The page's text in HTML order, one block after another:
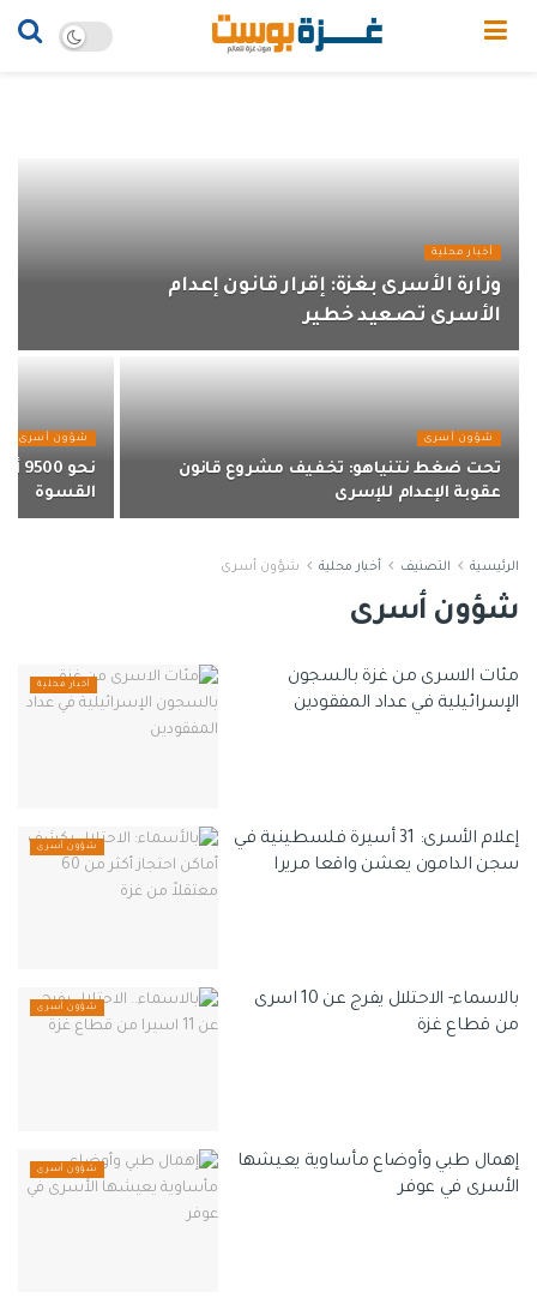
أخبار محلية
وزارة الأسرى بغزة: إقرار قانون إعدام
الأسرى تصعيد خطير
شؤون أسرى
تحت ضغط نتنياهو: تخفيف مشروع قانون
عقوبة الإعدام للإسرى
شؤون أسرى
القسوة
الرئيسية التصنيف أخبار محلية شؤون أسرى
شؤون أسرى
أخبار محلية
مئات الاسرى من غزة بالسجون
الإسرائيلية في عداد المفقودين
شؤون أسرى
إعلام الأسرى: 31 أسيرة فلسطينية في
سجن الدامون يعشن واقعا مريرا
شؤون أسرى
بالاسماء- الاحتلال يفرج عن 10 اسرى
من قطاع غزة
شؤون أسرى
إهمال طبي وأوضاع مأساوية يعيشها
الأسرى في عوفر